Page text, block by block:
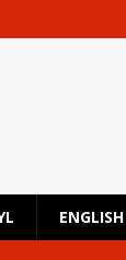
machen den
ENGLISH